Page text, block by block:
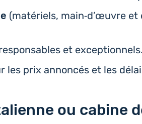
(maté­riels, main‑d’œuvre
et exceptionnels.
les prix annon­cés et les
ou cabine